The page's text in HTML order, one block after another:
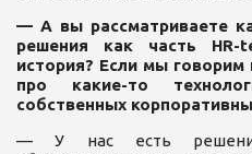
— А вы рассматриваете
решения как часть HR-
история? Если мы говорим
про какие-то
собственных
— У нас есть